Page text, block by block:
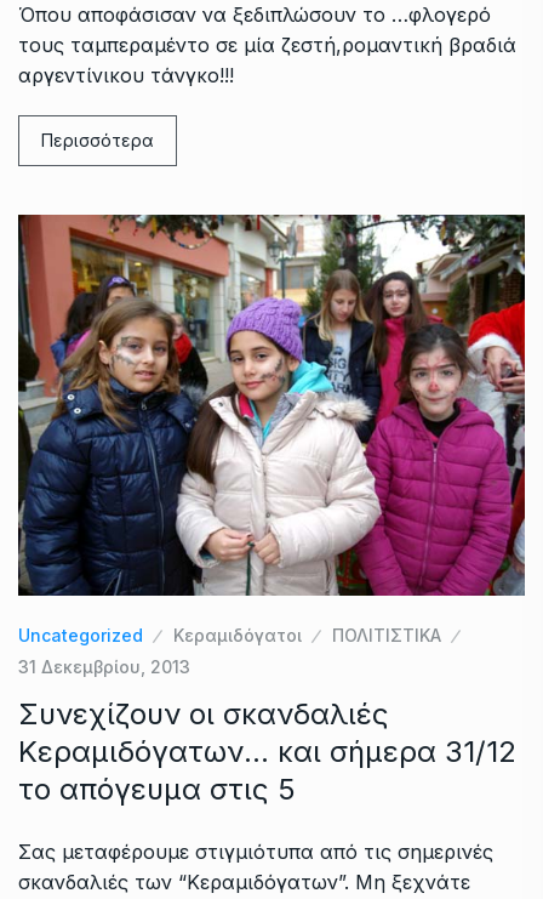
Όπου αποφάσισαν να ξεδιπλώσουν το …φλογερό
τους ταμπεραμέντο σε μία ζεστή,ρομαντική βραδιά
αργεντίνικου τάνγκο!!!
Περισσότερα
Uncategorized Κεραμιδόγατοι
ΠΟΛΙΤΙΣΤΙΚΑ
31 Δεκεμβρίου, 2013
Συνεχίζουν οι σκανδαλιές
Κεραμιδόγατων… και σήμερα 31/12
το απόγευμα στις 5
Σας μεταφέρουμε στιγμιότυπα από τις σημερινές
σκανδαλιές των “Κεραμιδόγατων”. Μη ξεχνάτε